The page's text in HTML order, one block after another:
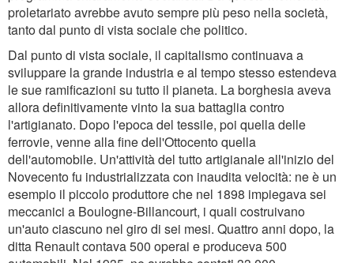
proletariato avrebbe avuto sempre più peso nella società,
tanto dal punto di vista sociale che politico.
Dal punto di vista sociale, il capitalismo continuava a
sviluppare la grande industria e al tempo stesso estendeva
le sue ramificazioni su tutto il pianeta. La borghesia aveva
allora definitivamente vinto la sua battaglia contro
l'artigianato. Dopo l'epoca del tessile, poi quella delle
ferrovie, venne alla fine dell'Ottocento quella
dell'automobile. Un'attività del tutto artigianale all'inizio del
Novecento fu industrializzata con inaudita velocità: ne è un
esempio il piccolo produttore che nel 1898 impiegava sei
meccanici a Boulogne-Billancourt, i quali costruivano
un'auto ciascuno nel giro di sei mesi. Quattro anni dopo, la
ditta Renault contava 500 operai e produceva 500